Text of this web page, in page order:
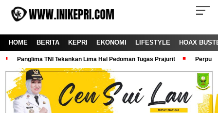
HOME BERITA KEPRI EKONOMI LIFESTYLE HOAX
Panglima TNI Tekankan Lima Hal Pedoman Tugas Prajurit